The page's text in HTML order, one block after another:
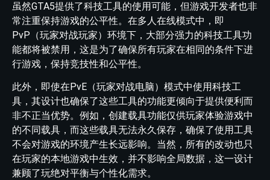
虽然GTA5提供了科技工具的使用可能，但游戏开发者也非
常注重保持游戏的公平性。在多人在线模式中，即
PvP（玩家对战玩家）环境下，大部分强力的科技工具功
能都将被禁用，这是为了确保所有玩家在相同的条件下进
行游戏，保持竞技性和公平性。
此外，即使在PvE（玩家对战电脑）模式中使用科技工
具，其设计也确保了这些工具的功能更倾向于提供便利而
非不正当优势。例如，创建载具功能仅供玩家体验游戏中
的不同载具，而这些载具无法永久保存，确保了使用工具
不会对游戏的环境产生长远影响。当然，所有的改动也只
在玩家的本地游戏中生效，并不影响全局数据，这一设计
兼顾了玩绝对平衡与个性化需求。